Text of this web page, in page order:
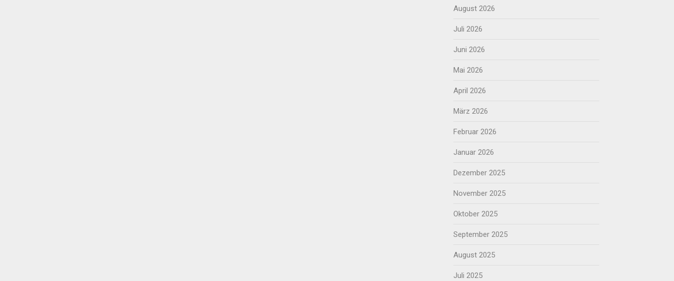
August 2026
Juli 2026
Juni 2026
Mai 2026
April 2026
März 2026
Februar 2026
Januar 2026
Dezember 2025
November 2025
Oktober 2025
September 2025
August 2025
Juli 2025